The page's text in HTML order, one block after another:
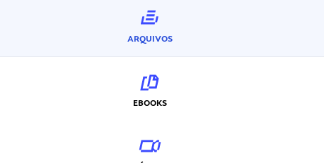
ARQUIVOS
EBOOKS